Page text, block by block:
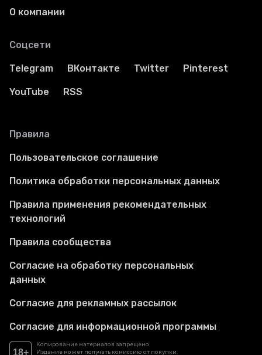
О компании
Соцсети
Telegram ВКонтакте Twitter Pinterest
YouTube RSS
Правила
Пользовательское соглашение
Политика обработки персональных данных
Правила применения рекомендательных
технологий
Правила сообщества
Согласие на обработку персональных
данных
Согласие для рекламных рассылок
Согласие для информационной программы
18+
Копирование материалов запрещено
Издание может получать комиссию от покупки